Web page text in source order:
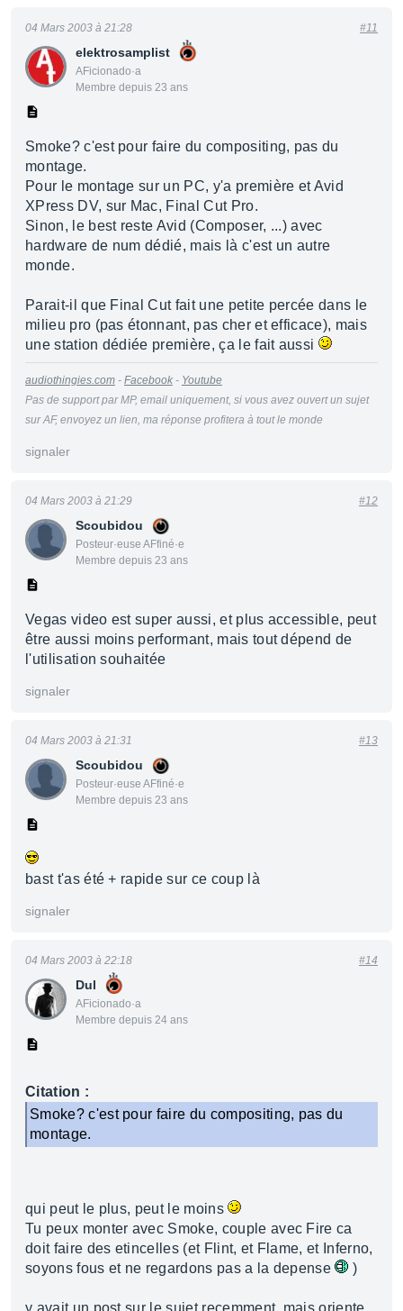
elektrosamplist
AFicionado·a
Membre depuis 23 ans
04 Mars 2003 à 21:28 #11
Smoke? c'est pour faire du compositing, pas du
montage.
Pour le montage sur un PC, y'a première et Avid
XPress DV, sur Mac, Final Cut Pro.
Sinon, le best reste Avid (Composer, ...) avec
hardware de num dédié, mais là c'est un autre
monde.
Parait-il que Final Cut fait une petite percée dans le
milieu pro (pas étonnant, pas cher et efficace), mais
une station dédiée première, ça le fait aussi
audiothingies.com - Facebook - Youtube
Pas de support par MP, email uniquement, si vous avez ouvert un sujet
sur AF, envoyez un lien, ma réponse profitera à tout le monde
signaler
Scoubidou
Posteur·euse AFfiné·e
Membre depuis 23 ans
04 Mars 2003 à 21:29 #12
Vegas video est super aussi, et plus accessible, peut
être aussi moins performant, mais tout dépend de
l'utilisation souhaitée
signaler
Scoubidou
Posteur·euse AFfiné·e
Membre depuis 23 ans
04 Mars 2003 à 21:31 #13
bast t'as été + rapide sur ce coup là
signaler
Dul
AFicionado·a
Membre depuis 24 ans
04 Mars 2003 à 22:18 #14
Citation :
Smoke? c'est pour faire du compositing, pas du
montage.
qui peut le plus, peut le moins
Tu peux monter avec Smoke, couple avec Fire ca
doit faire des etincelles (et Flint, et Flame, et Inferno,
soyons fous et ne regardons pas a la depense
)
y avait un post sur le sujet recemment, mais oriente